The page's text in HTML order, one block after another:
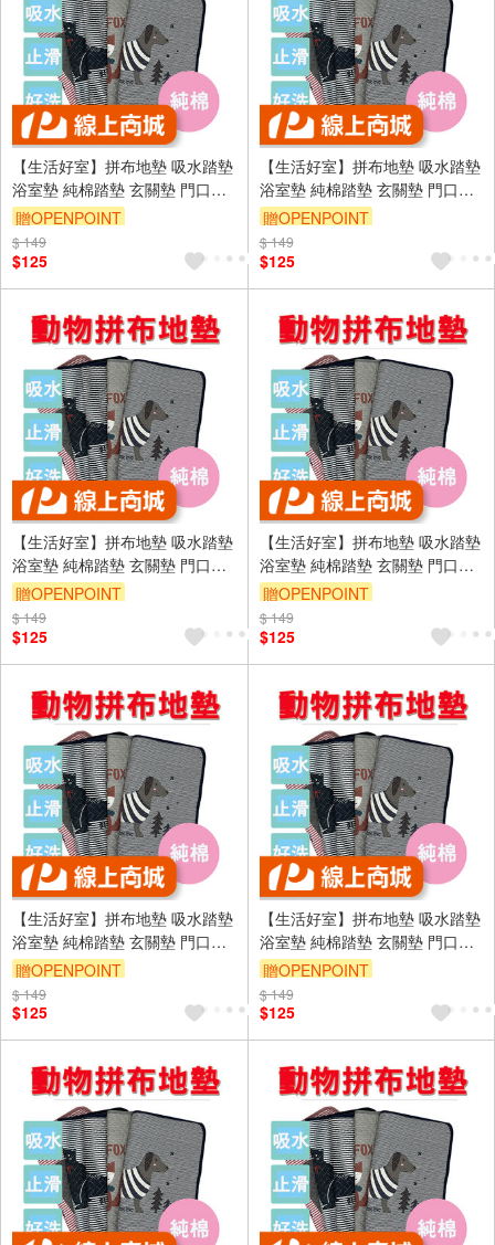
【生活好室】拼布地墊 吸水踏墊
浴室墊 純棉踏墊 玄關墊 門口墊
日系雜貨風 地墊 腳踏墊 地毯 拼
布墊 吸水地墊 地毯
贈OPENPOINT
訂單滿999享9折
$ 149
$125
【生活好室】拼布地墊 吸水踏墊
浴室墊 純棉踏墊 玄關墊 門口墊
日系雜貨風 地墊 腳踏墊 地毯 拼
布墊 吸水地墊 地毯
贈OPENPOINT
訂單滿999享9折
$ 149
$125
【生活好室】拼布地墊 吸水踏墊
浴室墊 純棉踏墊 玄關墊 門口墊
日系雜貨風 地墊 腳踏墊 地毯 拼
布墊 吸水地墊 地毯
贈OPENPOINT
訂單滿999享9折
$ 149
$125
【生活好室】拼布地墊 吸水踏墊
浴室墊 純棉踏墊 玄關墊 門口墊
日系雜貨風 地墊 腳踏墊 地毯 拼
布墊 吸水地墊 地毯
贈OPENPOINT
訂單滿999享9折
$ 149
$125
【生活好室】拼布地墊 吸水踏墊
浴室墊 純棉踏墊 玄關墊 門口墊
日系雜貨風 地墊 腳踏墊 地毯 拼
布墊 吸水地墊 地毯
贈OPENPOINT
訂單滿999享9折
$ 149
$125
【生活好室】拼布地墊 吸水踏墊
浴室墊 純棉踏墊 玄關墊 門口墊
日系雜貨風 地墊 腳踏墊 地毯 拼
布墊 吸水地墊 地毯
贈OPENPOINT
訂單滿999享9折
$ 149
$125